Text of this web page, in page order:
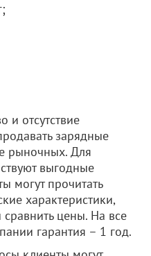
и отсутствие
зарядные
рыночных. Для
выгодные
могут прочитать
характеристики,
цены. На все
гарантия – 1 год.